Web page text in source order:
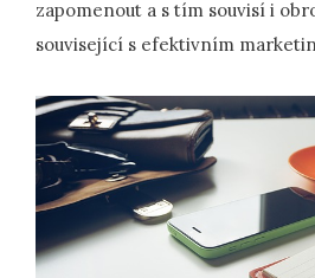
zapomenout a s tím souvisí i
související s efektivním